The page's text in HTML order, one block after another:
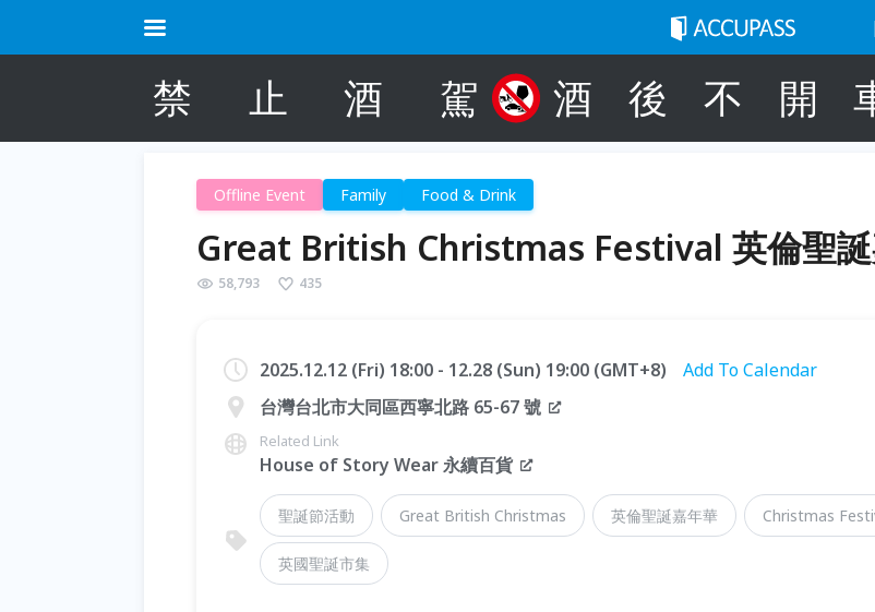
禁 止 酒 駕 酒 後 不 開
Offline Event Family Food & Drink
Great British Christmas Festival​ 英倫聖
58,793 435
2025.12.12 (Fri) 18:00 - 12.28 (Sun) 19:00 (GMT+8)
Add To Calendar
台灣台北市大同區西寧北路 65-67 號
Related Link
House of Story Wear 永續百貨
聖誕節活動 Great British Christmas 英倫聖誕嘉年華​ Christmas
英國聖誕市集